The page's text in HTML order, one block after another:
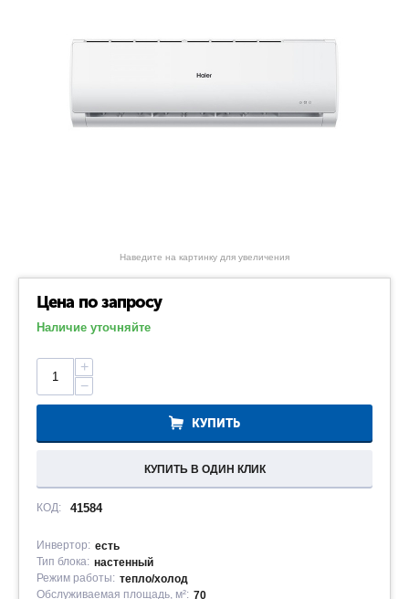
Наведите на картинку для увеличения
Цена по запросу
Наличие уточняйте
+
−
КУПИТЬ
КУПИТЬ В ОДИН КЛИК
КОД: 41584
Инвертор: есть
Тип блока: настенный
Режим работы: тепло/холод
Обслуживаемая площадь, м²: 70